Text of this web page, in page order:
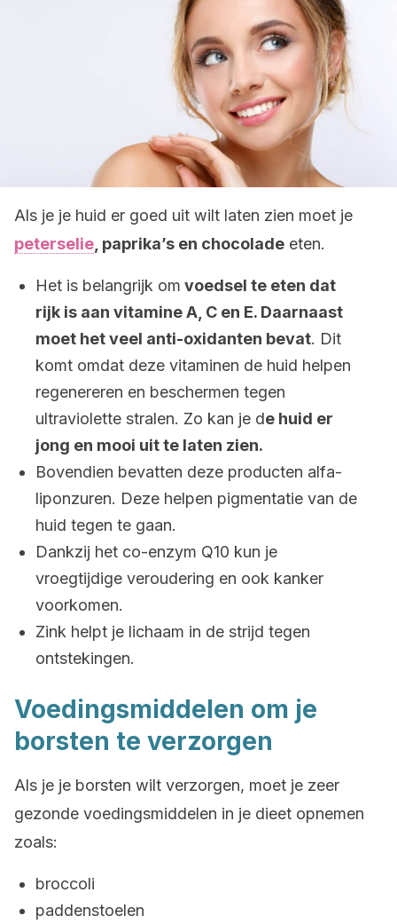
Als je je huid er goed uit wilt laten zien moet je
peterselie , paprika’s en chocolade eten.
Het is belangrijk om voedsel te eten dat
rijk is aan vitamine A, C en E. Daarnaast
moet het veel anti-oxidanten bevat. Dit
komt omdat deze vitaminen de huid helpen
regenereren en beschermen tegen
ultraviolette stralen. Zo kan je de huid er
jong en mooi uit te laten zien.
Bovendien bevatten deze producten alfa-
liponzuren. Deze helpen pigmentatie van de
huid tegen te gaan.
Dankzij het co-enzym Q10 kun je
vroegtijdige veroudering en ook kanker
voorkomen.
Zink helpt je lichaam in de strijd tegen
ontstekingen.
Voedingsmiddelen om je
borsten te verzorgen
Als je je borsten wilt verzorgen, moet je zeer
gezonde voedingsmiddelen in je dieet opnemen
zoals:
broccoli
paddenstoelen